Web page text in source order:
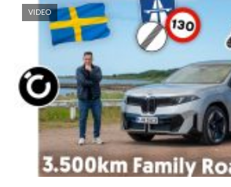
VIDEO